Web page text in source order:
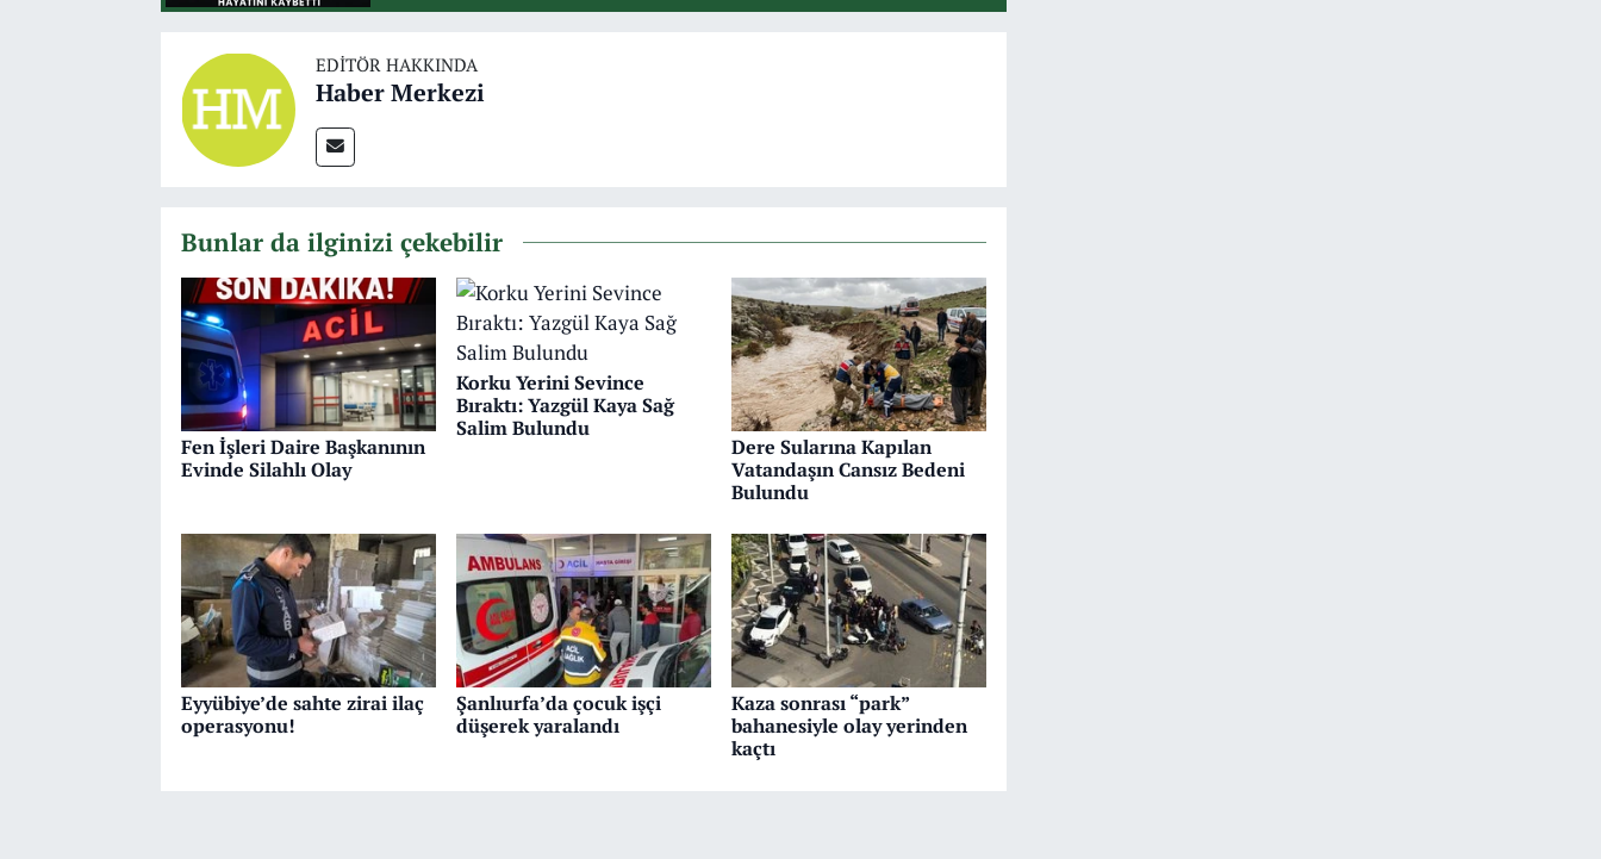
EDITÖR HAKKINDA
Haber Merkezi
Bunlar da ilginizi çekebilir
Fen İşleri Daire Başkanının
Evinde Silahlı Olay
Korku Yerini Sevince
Bıraktı: Yazgül Kaya Sağ
Salim Bulundu
Dere Sularına Kapılan
Vatandaşın Cansız Bedeni
Bulundu
Eyyübiye’de sahte zirai ilaç
operasyonu!
Şanlıurfa’da çocuk işçi
düşerek yaralandı
Kaza sonrası “park”
bahanesiyle olay yerinden
kaçtı